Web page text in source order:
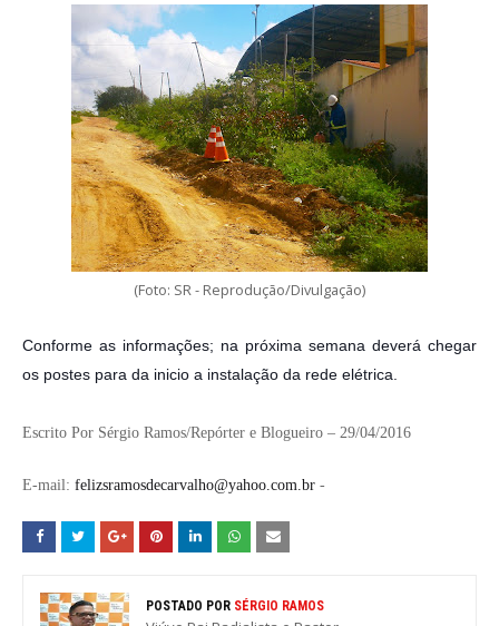
(Foto: SR - Reprodução/Divulgação)
Conforme as informações; na próxima semana deverá chegar
os postes para da inicio a instalação da rede elétrica.
Escrito Por Sérgio Ramos/Repórter e Blogueiro – 29/04/2016
E-mail: felizsramosdecarvalho@yahoo.com.br -
POSTADO POR SÉRGIO RAMOS